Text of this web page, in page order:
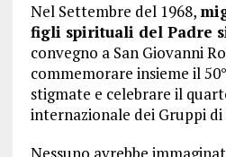
Nel Settembre del 1968,
figli spirituali del Padre
convegno a San Giovanni
commemorare insieme il
stigmate e celebrare il
internazionale dei Gruppi di